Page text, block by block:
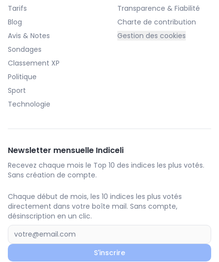
Tarifs
Blog
Avis & Notes
Sondages
Classement XP
Politique
Sport
Technologie
Transparence & Fiabilité
Charte de contribution
Gestion des cookies
Newsletter mensuelle Indiceli
Recevez chaque mois le Top 10 des indices les plus votés.
Sans création de compte.
Chaque début de mois, les 10 indices les plus votés
directement dans votre boîte mail. Sans compte,
désinscription en un clic.
S'inscrire